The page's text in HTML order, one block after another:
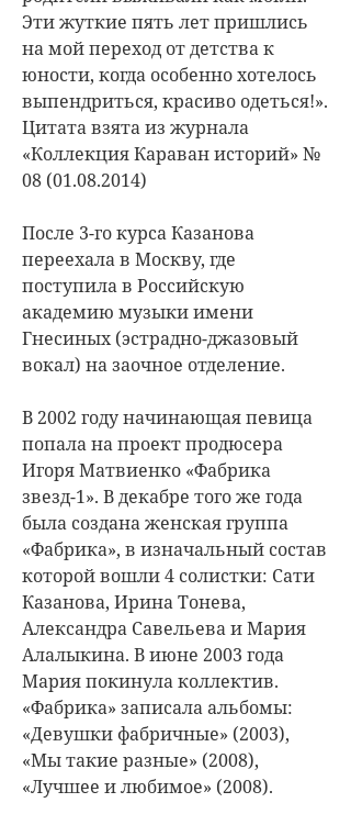
Эти жуткие пять лет пришлись
на мой переход от детства к
юности, когда особенно хотелось
выпендриться, красиво одеться!».
Цитата взята из журнала
«Коллекция Караван историй» №
08 (01.08.2014)
После 3-го курса Казанова
переехала в Москву, где
поступила в Российскую
академию музыки имени
Гнесиных (эстрадно-джазовый
вокал) на заочное отделение.
В 2002 году начинающая певица
попала на проект продюсера
Игоря Матвиенко «Фабрика
звезд-1». В декабре того же года
была создана женская группа
«Фабрика», в изначальный состав
которой вошли 4 солистки: Сати
Казанова, Ирина Тонева,
Александра Савельева и Мария
Алалыкина. В июне 2003 года
Мария покинула коллектив.
«Фабрика» записала альбомы:
«Девушки фабричные» (2003),
«Мы такие разные» (2008),
«Лучшее и любимое» (2008).